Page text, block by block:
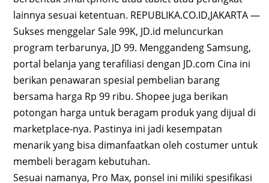
lainnya sesuai ketentuan. REPUBLIKA.CO.ID,JAKARTA —
Sukses menggelar Sale 99K, JD.id meluncurkan
program terbarunya, JD 99. Menggandeng Samsung,
portal belanja yang terafiliasi dengan JD.com Cina ini
berikan penawaran spesial pembelian barang
bersama harga Rp 99 ribu. Shopee juga berikan
potongan harga untuk beragam produk yang dijual di
marketplace-nya. Pastinya ini jadi kesempatan
menarik yang bisa dimanfaatkan oleh costumer untuk
membeli beragam kebutuhan.
Sesuai namanya, Pro Max, ponsel ini miliki spesifikasi